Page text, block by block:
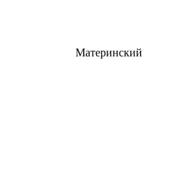
Материнский